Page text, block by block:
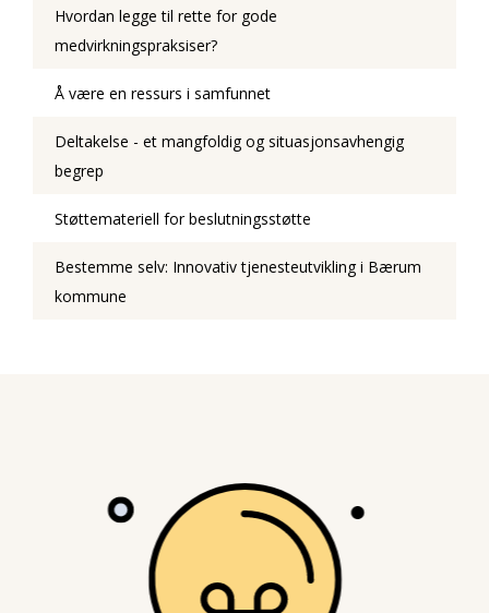
Hvordan legge til rette for gode
medvirkningspraksiser?
Å være en ressurs i samfunnet
Deltakelse - et mangfoldig og situasjonsavhengig
begrep
Støttemateriell for beslutningsstøtte
Bestemme selv: Innovativ tjenesteutvikling i Bærum
kommune